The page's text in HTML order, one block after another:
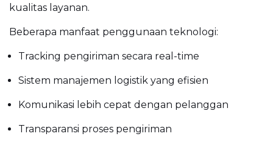
kualitas layanan.
Beberapa manfaat penggunaan teknologi:
Tracking pengiriman secara real-time
Sistem manajemen logistik yang efisien
Komunikasi lebih cepat dengan pelanggan
Transparansi proses pengiriman